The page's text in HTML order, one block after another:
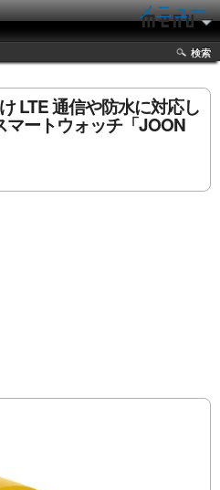
メニュー
検索
LTE 通信や防水に対応し
ートウォッチ「JOON